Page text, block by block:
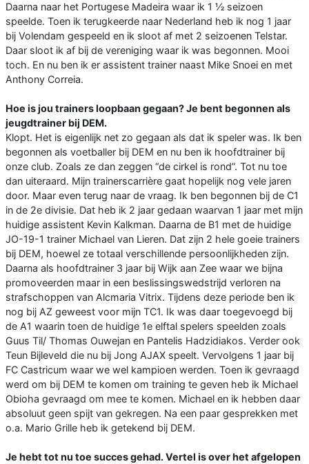
Daarna naar het Portugese Madeira waar ik 1 ½ seizoen
speelde. Toen ik terugkeerde naar Nederland heb ik nog 1 jaar
bij Volendam gespeeld en ik sloot af met 2 seizoenen Telstar.
Daar sloot ik af bij de vereniging waar ik was begonnen. Mooi
toch. En nu ben ik er assistent trainer naast Mike Snoei en met
Anthony Correia.
Hoe is jou trainers loopbaan gegaan? Je bent begonnen als
jeugdtrainer bij DEM.
Klopt. Het is eigenlijk net zo gegaan als dat ik speler was. Ik ben
begonnen als voetballer bij DEM en nu ben ik hoofdtrainer bij
onze club. Zoals ze dan zeggen “de cirkel is rond”. Tot nu toe
dan uiteraard. Mijn trainerscarrière gaat hopelijk nog vele jaren
door. Maar even terug naar de vraag. Ik ben begonnen bij de C1
in de 2e divisie. Dat heb ik 2 jaar gedaan waarvan 1 jaar met mijn
huidige assistent Kevin Kalkman. Daarna de B1 met de huidige
JO-19-1 trainer Michael van Lieren. Dat zijn 2 hele goeie trainers
bij DEM, hoewel ze totaal verschillende persoonlijkheden zijn.
Daarna als hoofdtrainer 3 jaar bij Wijk aan Zee waar we bijna
promoveerden maar in een beslissingswedstrijd verloren na
strafschoppen van Alcmaria Vitrix. Tijdens deze periode ben ik
nog bij AZ geweest voor mijn TC1. Ik was daar toegevoegd bij
de A1 waarin toen de huidige 1e elftal spelers speelden zoals
Guus Til/ Thomas Ouwejan en Pantelis Hadzidiakos. Verder ook
Teun Bijleveld die nu bij Jong AJAX speelt. Vervolgens 1 jaar bij
FC Castricum waar we wel kampioen werden. Toen ik gevraagd
werd om bij DEM te komen om training te geven heb ik Michael
Obioha gevraagd om mee te komen. Michael en ik hebben daar
absoluut geen spijt van gekregen. Na een paar gesprekken met
o.a. Mario Grille heb ik getekend bij DEM.
Je hebt tot nu toe succes gehad. Vertel is over het afgelopen